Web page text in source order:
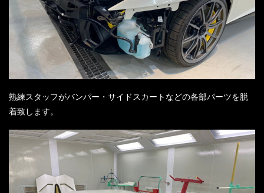
熟練スタッフがバンパー・サイドスカートなどの各部パーツを脱
着致します。